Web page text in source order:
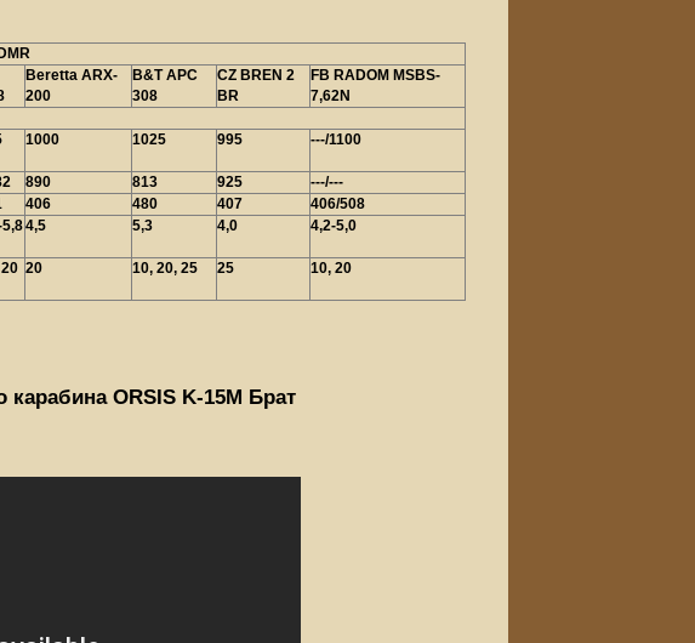
Beretta ARX-
200
B&T APC
308
CZ BREN 2
BR
FB RADOM MSBS-
7,62N
1000 1025 995 ---/1100
890 813 925
---/---
406 480 407
406/508
4,5 5,3 4,0 4,2-5,0
20 10, 20, 25 25 10, 20
ORSIS K-15M Брат